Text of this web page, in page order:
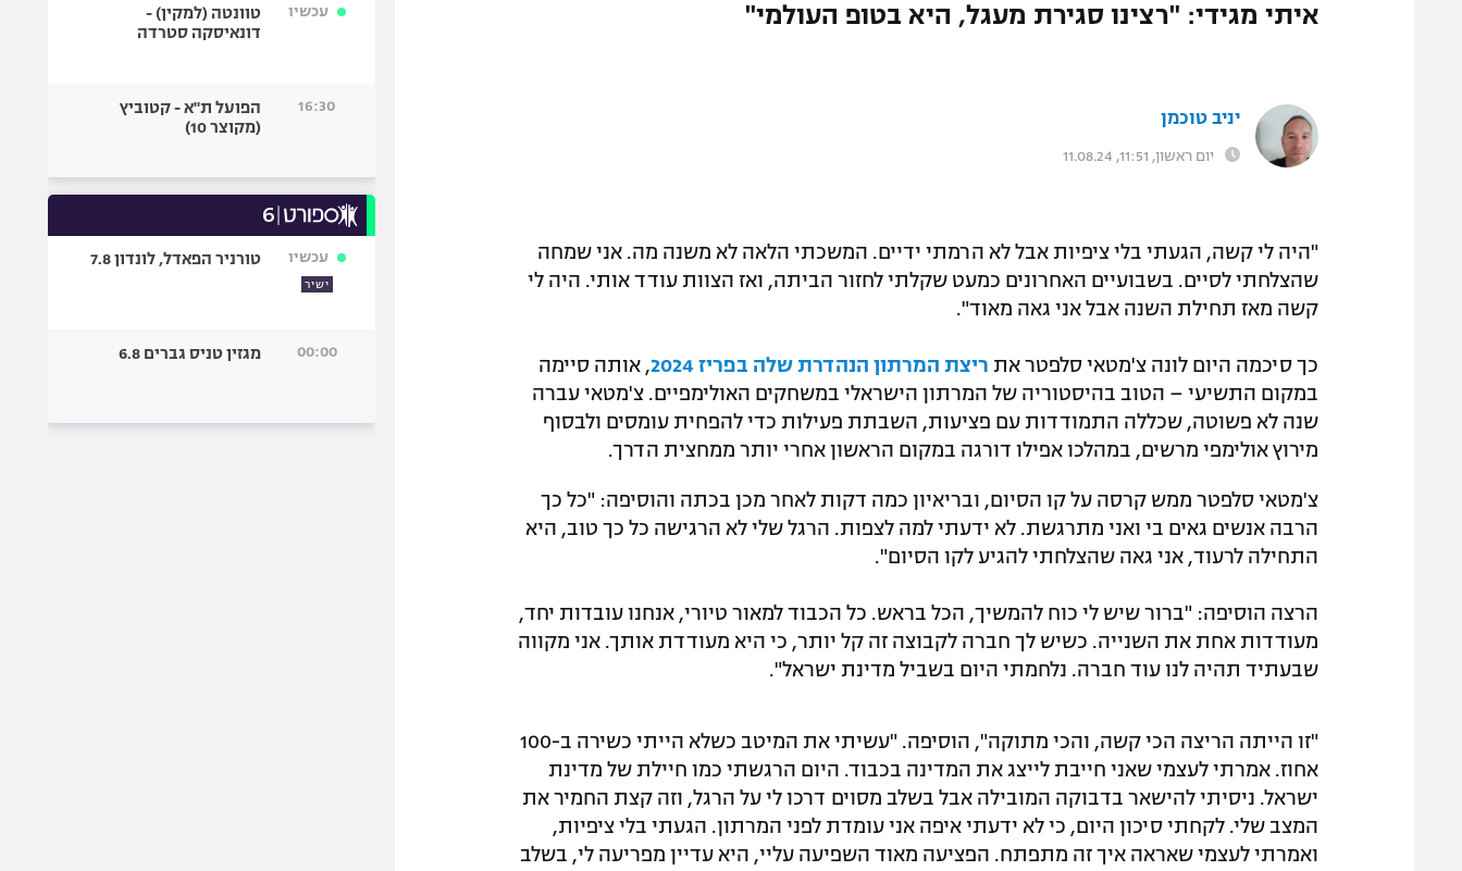
איתי מגידי: "רצינו סגירת מעגל, היא בטופ העולמי"
יניב טוכמן
יום ראשון, 11:51, 11.08.24
"היה לי קשה, הגעתי בלי ציפיות אבל לא הרמתי ידיים. המשכתי הלאה לא משנה מה. אני שמחה
שהצלחתי לסיים. בשבועיים האחרונים כמעט שקלתי לחזור הביתה, ואז הצוות עודד אותי. היה לי
קשה מאז תחילת השנה אבל אני גאה מאוד".
כך סיכמה היום לונה צ'מטאי סלפטר את ריצת המרתון הנהדרת שלה בפריז 2024
, אותה סיימה
במקום התשיעי – הטוב בהיסטוריה של המרתון הישראלי במשחקים האולימפיים. צ'מטאי עברה
שנה לא פשוטה, שכללה התמודדות עם פציעות, השבתת פעילות כדי להפחית עומסים ולבסוף
מירוץ אולימפי מרשים, במהלכו אפילו דורגה במקום הראשון אחרי יותר ממחצית הדרך.
צ'מטאי סלפטר ממש קרסה על קו הסיום, ובריאיון כמה דקות לאחר מכן בכתה והוסיפה: "כל כך
הרבה אנשים גאים בי ואני מתרגשת. לא ידעתי למה לצפות. הרגל שלי לא הרגישה כל כך טוב, היא
התחילה לרעוד, אני גאה שהצלחתי להגיע לקו הסיום".
הרצה הוסיפה: "ברור שיש לי כוח להמשיך, הכל בראש. כל הכבוד למאור טיורי, אנחנו עובדות יחד,
מעודדות אחת את השנייה. כשיש לך חברה לקבוצה זה קל יותר, כי היא מעודדת אותך. אני מקווה
שבעתיד תהיה לנו עוד חברה. נלחמתי היום בשביל מדינת ישראל".
"זו הייתה הריצה הכי קשה, והכי מתוקה", הוסיפה. "עשיתי את המיטב כשלא הייתי כשירה ב-100
אחוז. אמרתי לעצמי שאני חייבת לייצג את המדינה בכבוד. היום הרגשתי כמו חיילת של מדינת
ישראל. ניסיתי להישאר בדבוקה המובילה אבל בשלב מסוים דרכו לי על הרגל, וזה קצת החמיר את
המצב שלי. לקחתי סיכון היום, כי לא ידעתי איפה אני עומדת לפני המרתון. הגעתי בלי ציפיות,
ואמרתי לעצמי שאראה איך זה מתפתח. הפציעה מאוד השפיעה עליי, היא עדיין מפריעה לי, בשלב
עכשיו
טוונטה (למקין) -
דונאיסקה סטרדה
16:30
הפועל ת"א - קטוביץ
(מקוצר 10)
עכשיו
ישיר
טורניר הפאדל, לונדון 7.8
00:00 מגזין טניס גברים 6.8